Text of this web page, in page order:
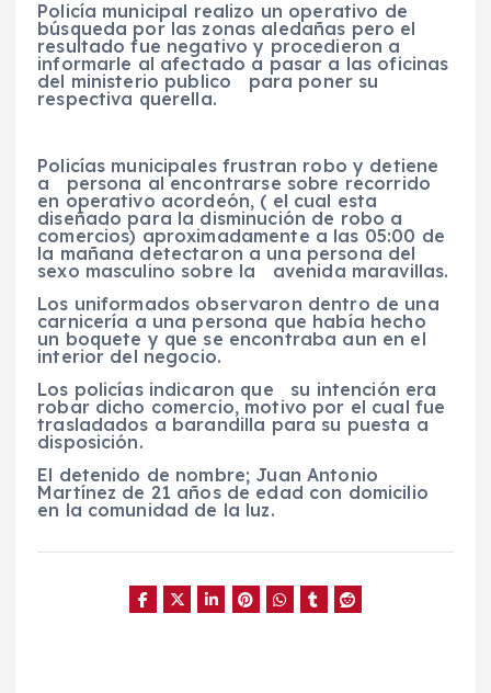
Policía municipal realizo un operativo de
búsqueda por las zonas aledañas pero el
resultado fue negativo y procedieron a
informarle al afectado a pasar a las oficinas
del ministerio publico para poner su
respectiva querella.
Policías municipales frustran robo y detiene
a persona al encontrarse sobre recorrido
en operativo acordeón, ( el cual esta
diseñado para la disminución de robo a
comercios) aproximadamente a las 05:00 de
la mañana detectaron a una persona del
sexo masculino sobre la avenida maravillas.
Los uniformados observaron dentro de una
carnicería a una persona que había hecho
un boquete y que se encontraba aun en el
interior del negocio.
Los policías indicaron que su intención era
robar dicho comercio, motivo por el cual fue
trasladados a barandilla para su puesta a
disposición.
El detenido de nombre; Juan Antonio
Martínez de 21 años de edad con domicilio
en la comunidad de la luz.